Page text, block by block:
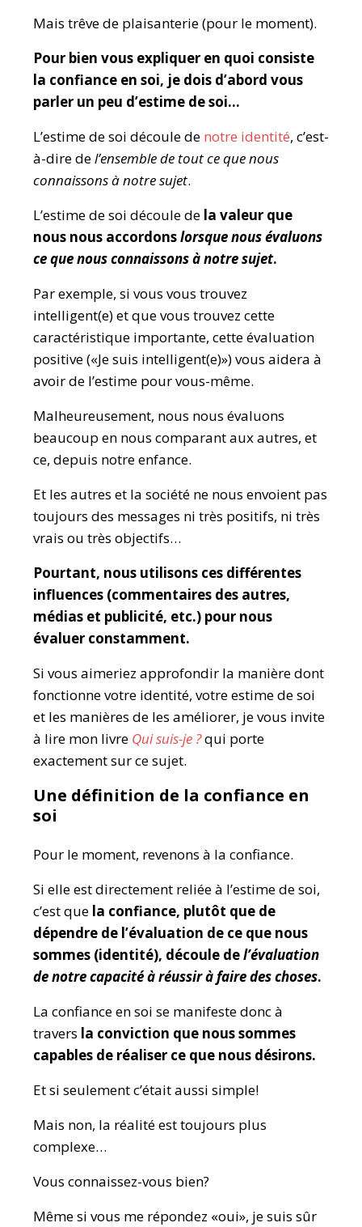
Mais trêve de plaisanterie (pour le moment).
Pour bien vous expliquer en quoi consiste
la confiance en soi, je dois d’abord vous
parler un peu d’estime de soi…
L’estime de soi découle de notre identité, c’est-
à-dire del’ensemble de toutce que nous
connaissons à notre sujet.
L’estime de soi découle de la valeur que
nous nous accordonslorsque nous évaluons
ce que nous connaissons à notre sujet.
Par exemple, si vous vous trouvez
intelligent(e) et que vous trouvez cette
caractéristique importante, cette évaluation
positive («Je suis intelligent(e)») vous aidera à
avoir de l’estime pour vous-même.
Malheureusement, nous nous évaluons
beaucoup en nous comparant aux autres, et
ce, depuis notre enfance.
Et les autres et la société ne nous envoient pas
toujours des messages ni très positifs, ni très
vrais ou très objectifs…
Pourtant, nous utilisons ces différentes
influences (commentaires des autres,
médias et publicité, etc.) pour nous
évaluer constamment.
Si vous aimeriez approfondir la manière dont
fonctionne votre identité, votre estime de soi
et les manières de les améliorer, je vous invite
à lire mon livre Qui suis-je ?qui porte
exactement sur ce sujet.
Une définition de la confiance en
soi
Pour le moment, revenons à la confiance.
Si elle est directement reliée à l’estime de soi,
c’est que la confiance, plutôt que de
dépendre de l’évaluation de ce que nous
sommes (identité), découle del’évaluation
de notre capacité à réussir à faire des choses.
La confiance en soi se manifeste donc à
travers la conviction que nous sommes
capables de réaliser ce que nous désirons.
Et si seulement c’était aussi simple!
Mais non, la réalité est toujours plus
complexe…
Vous connaissez-vous bien?
Même si vous me répondez «oui», je suis sûr